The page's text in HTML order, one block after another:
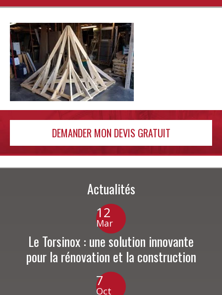
DEMANDER MON DEVIS GRATUIT
Actualités
12
Mar
Le Torsinox : une solution innovante
pour la rénovation et la construction
7
Oct